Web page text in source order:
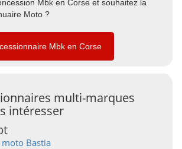
Mbk en Corse et souhaitez la
Moto ?
Mbk en Corse
multi-marques
intéresser
moto Bastia